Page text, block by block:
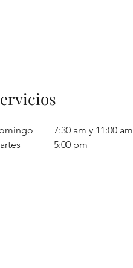
7:30 am y 11:00 am
5:00 pm